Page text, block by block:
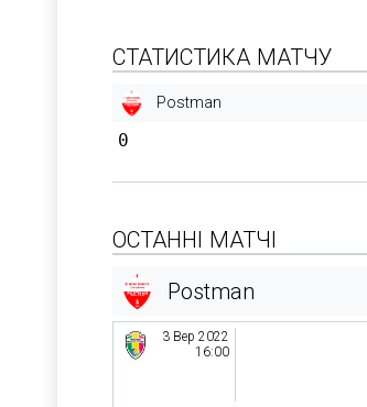
СТАТИСТИКА МАТЧУ
Postman
0
ОСТАННІ МАТЧІ
Postman
3 Вер 2022
16:00